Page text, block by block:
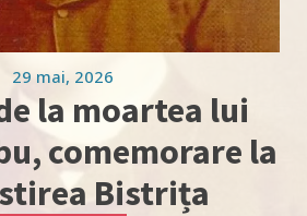
29 mai, 2026
la moartea lui
comemorare la
Bistrița